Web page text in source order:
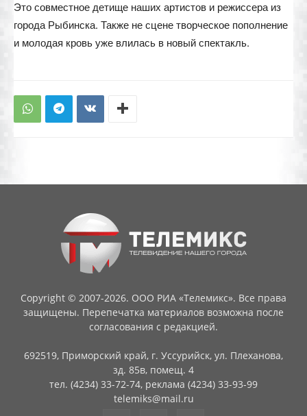
Это совместное детище наших артистов и режиссера из
города Рыбинска. Также не сцене творческое пополнение
и молодая кровь уже влилась в новый спектакль.
Copyright © 2007-2026. ООО РИА «Телемикс». Все права
защищены. Перепечатка материалов возможна после
согласования с редакцией.
692519, Приморский край, г. Уссурийск, ул. Плеханова,
зд. 85в, помещ. 4
тел. (4234) 33-72-74, реклама (4234) 33-93-99
telemiks@mail.ru